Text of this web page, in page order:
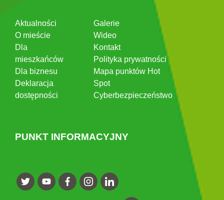
Aktualności
O mieście
Dla
mieszkańców
Dla biznesu
Deklaracja
dostępności
Galerie
Wideo
Kontakt
Polityka prywatności
Mapa punktów Hot
Spot
Cyberbezpieczeństwo
PUNKT INFORMACYJNY